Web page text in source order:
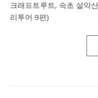
크래프트루트, 속초 설악산 전망의 수제맥주 맛집.(국내브루어
리투어 9편)